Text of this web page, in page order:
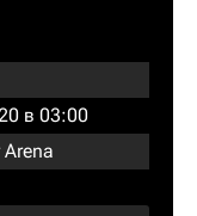
в 03:00
Arena